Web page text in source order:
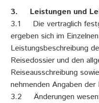
3. Leistungen und
3.1 Die vertraglich
ergeben sich im
Leistungsbeschreibung
Reisedossier und den
Reiseausschreibung
nehmenden Angaben
3.2 Änderungen